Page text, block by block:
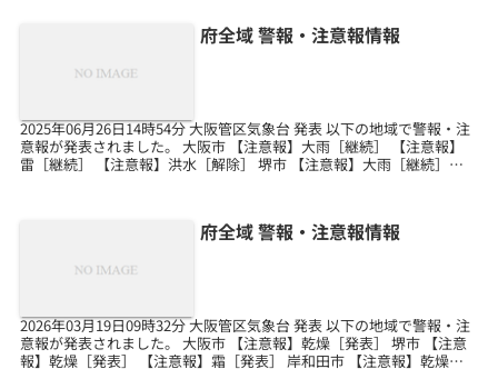
府全域 警報・注意報情報
2025年06月26日14時54分 大阪管区気象台 発表 以下の地域で警報・注
意報が発表されました。 大阪市 【注意報】大雨［継続］ 【注意報】
雷［継続］ 【注意報】洪水［解除］ 堺市 【注意報】大雨［継続］
府全域 警報・注意報情報
2026年03月19日09時32分 大阪管区気象台 発表 以下の地域で警報・注
意報が発表されました。 大阪市 【注意報】乾燥［発表］ 堺市 【注意
報】乾燥［発表］ 【注意報】霜［発表］ 岸和田市 【注意報】乾燥